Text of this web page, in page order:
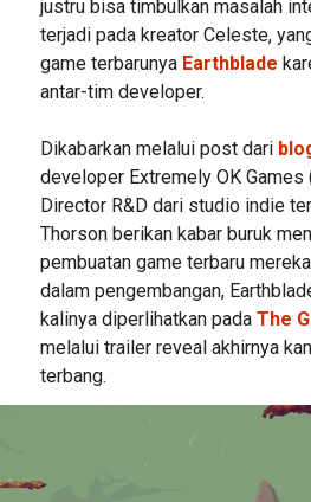
justru bisa timbulkan masalah
terjadi pada kreator Celeste,
game terbarunya Earthblade
antar-tim developer.
Dikabarkan melalui post dari
developer Extremely OK Games
Director R&D dari studio indie
Thorson berikan kabar buruk
pembuatan game terbaru
dalam pengembangan,
kalinya diperlihatkan pada The
melalui trailer reveal akhirnya
terbang.